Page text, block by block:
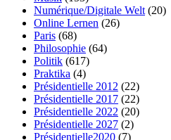
Numérique/Digitale Welt (20)
Online Lernen (26)
Paris (68)
Philosophie (64)
Politik (617)
Praktika (4)
Présidentielle 2012 (22)
Présidentielle 2017 (22)
Présidentielle 2022 (20)
Présidentielle 2027 (2)
Présidentielle2020 (7)